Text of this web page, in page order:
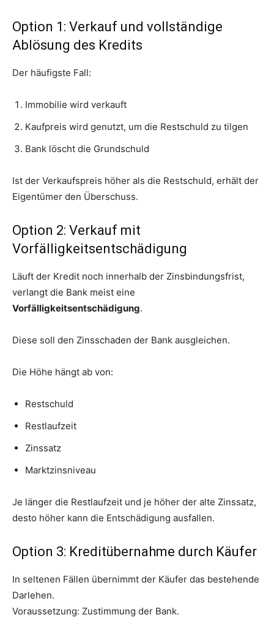
Option 1: Verkauf und vollständige
Ablösung des Kredits
Der häufigste Fall:
Immobilie wird verkauft
Kaufpreis wird genutzt, um die Restschuld zu tilgen
Bank löscht die Grundschuld
Ist der Verkaufspreis höher als die Restschuld, erhält der
Eigentümer den Überschuss.
Option 2: Verkauf mit
Vorfälligkeitsentschädigung
Läuft der Kredit noch innerhalb der Zinsbindungsfrist,
verlangt die Bank meist eine
Vorfälligkeitsentschädigung.
Diese soll den Zinsschaden der Bank ausgleichen.
Die Höhe hängt ab von:
Restschuld
Restlaufzeit
Zinssatz
Marktzinsniveau
Je länger die Restlaufzeit und je höher der alte Zinssatz,
desto höher kann die Entschädigung ausfallen.
Option 3: Kreditübernahme durch Käufer
In seltenen Fällen übernimmt der Käufer das bestehende
Darlehen.
Voraussetzung: Zustimmung der Bank.